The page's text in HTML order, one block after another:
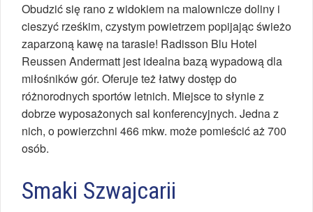
Obudzić się rano z widokiem na malownicze doliny i
cieszyć rześkim, czystym powietrzem popijając świeżo
zaparzoną kawę na tarasie! Radisson Blu Hotel
Reussen Andermatt jest idealna bazą wypadową dla
miłośników gór. Oferuje też łatwy dostęp do
różnorodnych sportów letnich. Miejsce to słynie z
dobrze wyposażonych sal konferencyjnych. Jedna z
nich, o powierzchni 466 mkw. może pomieścić aż 700
osób.
Smaki Szwajcarii